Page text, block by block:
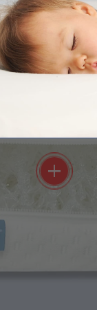
Baby
durch
add
von Luftlöchern